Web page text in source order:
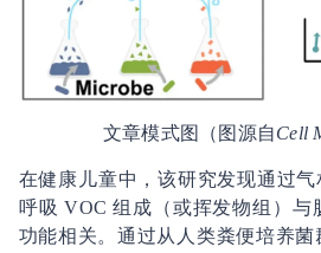
文章模式图（图源自Cell
在健康儿童中，该研究发现通过
呼吸 VOC 组成（或挥发物组）与
功能相关。通过从人类粪便培养